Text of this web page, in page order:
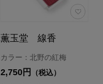
薫玉堂 線香
カラー：北野の紅梅
2,750円 （税込）